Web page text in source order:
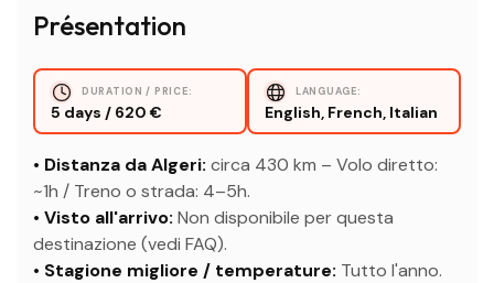
Présentation
DURATION / PRICE:
5 days / 620 €
LANGUAGE:
English, French, Italian
• Distanza da Algeri: circa 430 km – Volo diretto:
~1h / Treno o strada: 4–5h.
• Visto all'arrivo: Non disponibile per questa
destinazione (vedi FAQ).
• Stagione migliore / temperature: Tutto l'anno.